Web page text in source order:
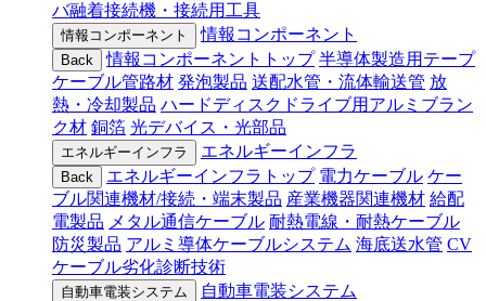
バ融着接続機・接続用工具
情報コンポーネント 情報コンポーネント
Back 情報コンポーネントトップ 半導体製造用テープ
ケーブル管路材 発泡製品 送配水管・流体輸送管 放
熱・冷却製品 ハードディスクドライブ用アルミブラン
ク材 銅箔 光デバイス・光部品
エネルギーインフラ エネルギーインフラ
Back エネルギーインフラトップ 電力ケーブル ケー
ブル関連機材/接続・端末製品 産業機器関連機材 給配
電製品 メタル通信ケーブル 耐熱電線・耐熱ケーブル
防災製品 アルミ導体ケーブルシステム 海底送水管 CV
ケーブル劣化診断技術
自動車電装システム 自動車電装システム